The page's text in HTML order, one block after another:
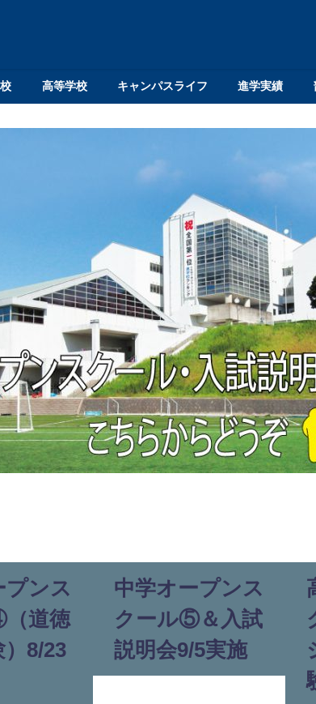
高等学校 キャンパスライフ 進学実績
プンス
道徳
8/23
中学オープンス
クール⑤＆入試
説明会9/5実施